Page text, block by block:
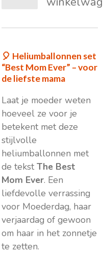
🎈 Heliumballonnen set
“Best Mom Ever” – voor
de liefste mama
Laat je moeder weten
hoeveel ze voor je
betekent met deze
stijlvolle
heliumballonnen met
de tekstThe Best
Mom Ever. Een
liefdevolle verrassing
voor Moederdag, haar
verjaardag of gewoon
om haar in het zonnetje
te zetten.